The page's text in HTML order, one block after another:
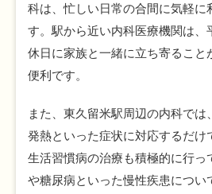
科は、忙しい日常の合間に気軽に
す。駅から近い内科医療機関は、
休日に家族と一緒に立ち寄ること
便利です。
また、東久留米駅周辺の内科では
発熱といった症状に対応するだけ
生活習慣病の治療も積極的に行っ
や糖尿病といった慢性疾患につい